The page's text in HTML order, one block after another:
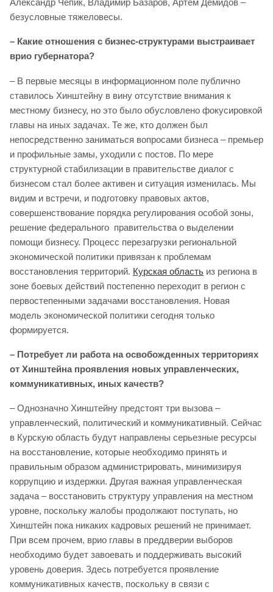
Александр Чепик, Владимир Базаров, Артем Демидов –
безусловные тяжеловесы.
– Какие отношения с бизнес-структурами выстраивает
врио губернатора?
– В первые месяцы в информационном поле публично
ставилось Хинштейну в вину отсутствие внимания к
местному бизнесу, но это было обусловлено фокусировкой
главы на иных задачах. Те же, кто должен был
непосредственно заниматься вопросами бизнеса – премьер
и профильные замы, уходили с постов. По мере
структурной стабилизации в правительстве диалог с
бизнесом стал более активен и ситуация изменилась. Мы
видим и встречи, и подготовку правовых актов,
совершенствование порядка регулирования особой зоны,
решение федерального правительства о выделении
помощи бизнесу. Процесс перезагрузки региональной
экономической политики привязан к проблемам
восстановления территорий. Курская область из региона в
зоне боевых действий постепенно переходит в регион с
первостепенными задачами восстановления. Новая
модель экономической политики сегодня только
формируется.
– Потребует ли работа на освобожденных территориях
от Хинштейна проявления новых управленческих,
коммуникативных, иных качеств?
– Однозначно Хинштейну предстоят три вызова –
управленческий, политический и коммуникативный. Сейчас
в Курскую область будут направлены серьезные ресурсы
на восстановление, которые необходимо принять и
правильным образом администрировать, минимизируя
коррупцию и издержки. Другая важная управленческая
задача – восстановить структуру управления на местном
уровне, поскольку жалобы продолжают поступать, но
Хинштейн пока никаких кадровых решений не принимает.
При всем прочем, врио главы в преддверии выборов
необходимо будет завоевать и поддерживать высокий
уровень доверия. Здесь потребуется проявление
коммуникативных качеств, поскольку в связи с